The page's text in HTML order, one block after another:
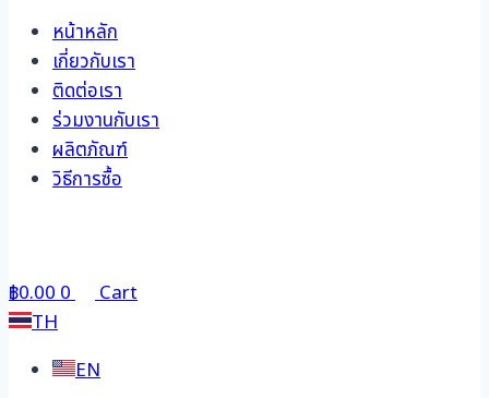
หน้าหลัก
เกี่ยวกับเรา
ติดต่อเรา
ร่วมงานกับเรา
ผลิตภัณฑ์
วิธีการซื้อ
฿0.000
Cart
TH
EN